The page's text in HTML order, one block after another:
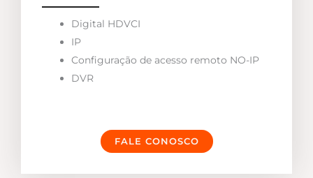
Digital HDVCI
IP
Configuração de acesso remoto NO-IP
DVR
FALE CONOSCO